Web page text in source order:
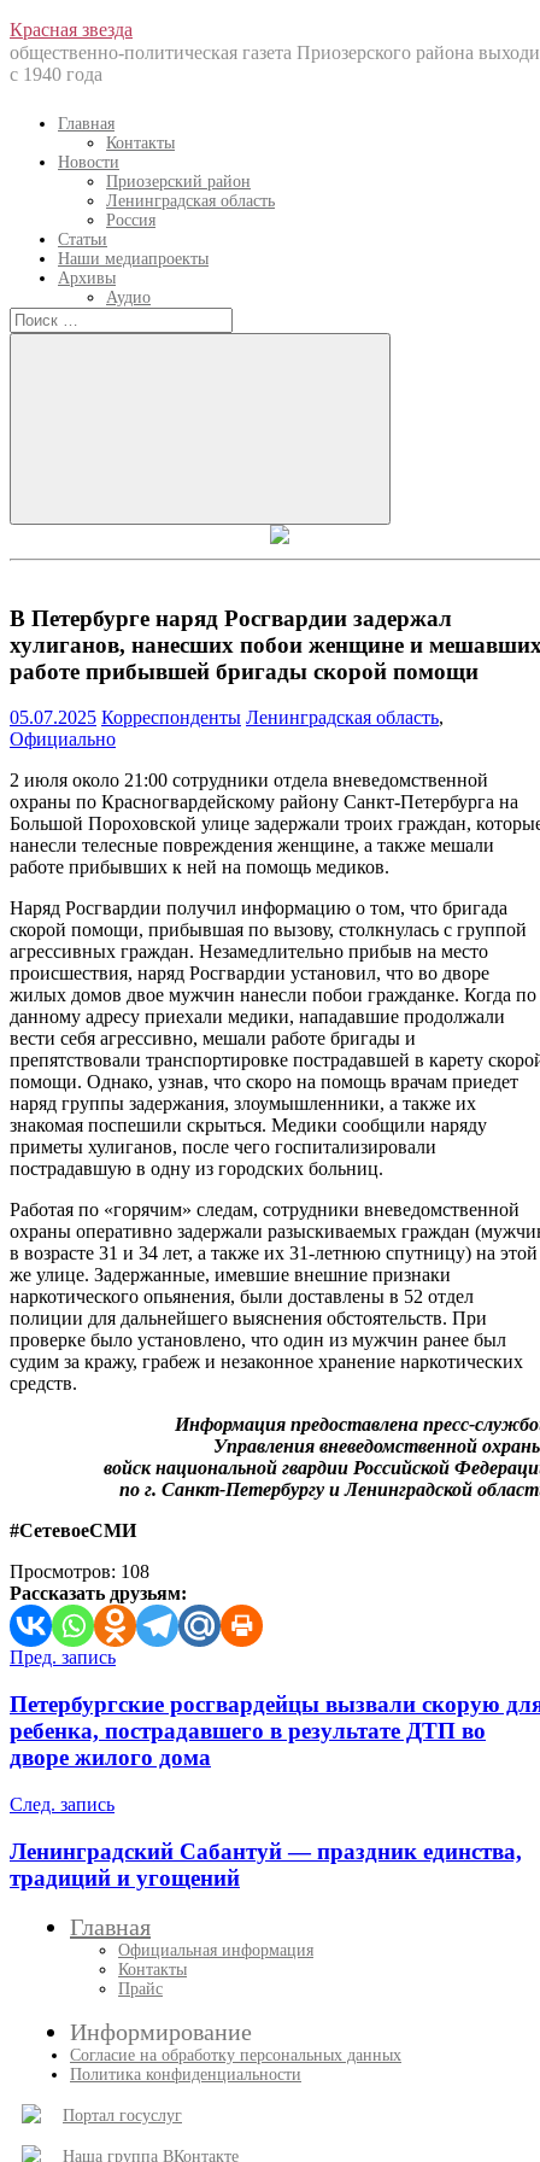
Перейти
к
содержанию
Красная звезда
общественно-политическая газета Приозерского района
с 1940 года
Главная
Контакты
Новости
Приозерский район
Ленинградская область
Россия
Статьи
Наши медиапроекты
Архивы
Аудио
Искать:
Искать
В Петербурге наряд Росгвардии задержал
хулиганов, нанесших побои женщине и
работе прибывшей бригады скорой помощи
05.07.2025 Корреспонденты Ленинградская область,
Официально
2 июля около 21:00 сотрудники отдела вневедомственной
охраны по Красногвардейскому району Санкт-Петербурга на
Большой Пороховской улице задержали троих граждан,
нанесли телесные повреждения женщине, а также мешали
работе прибывших к ней на помощь медиков.
Наряд Росгвардии получил информацию о том, что бригада
скорой помощи, прибывшая по вызову, столкнулась с группой
агрессивных граждан. Незамедлительно прибыв на место
происшествия, наряд Росгвардии установил, что во дворе
жилых домов двое мужчин нанесли побои гражданке. Когда по
данному адресу приехали медики, нападавшие продолжали
вести себя агрессивно, мешали работе бригады и
препятствовали транспортировке пострадавшей в карету
помощи. Однако, узнав, что скоро на помощь врачам приедет
наряд группы задержания, злоумышленники, а также их
знакомая поспешили скрыться. Медики сообщили наряду
приметы хулиганов, после чего госпитализировали
пострадавшую в одну из городских больниц.
Работая по «горячим» следам, сотрудники вневедомственной
охраны оперативно задержали разыскиваемых граждан
в возрасте 31 и 34 лет, а также их 31-летнюю спутницу) на этой
же улице. Задержанные, имевшие внешние признаки
наркотического опьянения, были доставлены в 52 отдел
полиции для дальнейшего выяснения обстоятельств. При
проверке было установлено, что один из мужчин ранее был
судим за кражу, грабеж и незаконное хранение наркотических
средств.
Информация предоставлена пресс-
Управления вневедомственной
войск национальной гвардии Российской
по г. Санкт-Петербургу и Ленинградской
#СетевоеСМИ
Просмотров: 108
Рассказать друзьям:
Навигация
по
записям
Пред. запись
Петербургские росгвардейцы вызвали скорую
ребенка, пострадавшего в результате ДТП во
дворе жилого дома
След. запись
Ленинградский Сабантуй — праздник единства,
традиций и угощений
Главная
Официальная информация
Контакты
Прайс
Информирование
Согласие на обработку персональных данных
Политика конфиденциальности
Портал госуслуг
Наша группа ВКонтакте